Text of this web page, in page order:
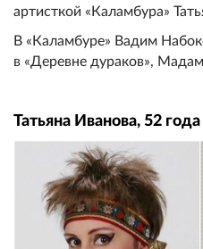
артисткой «Каламбура»
В «Каламбуре» Вадим
в «Деревне дураков»,
Татьяна Иванова, 52 года